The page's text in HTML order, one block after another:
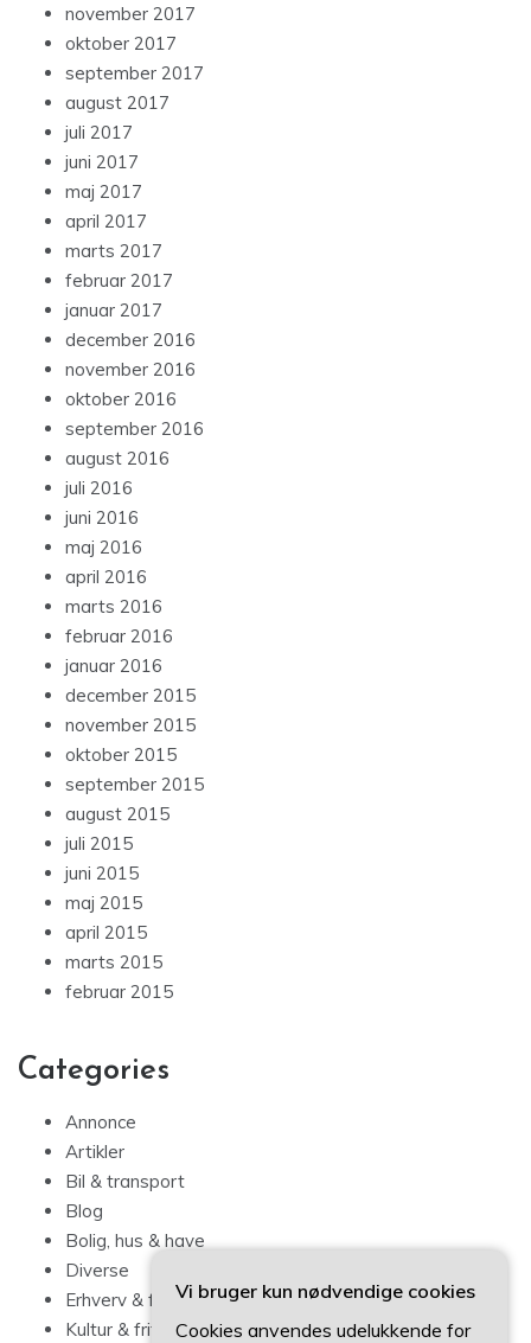
november 2017
oktober 2017
september 2017
august 2017
juli 2017
juni 2017
maj 2017
april 2017
marts 2017
februar 2017
januar 2017
december 2016
november 2016
oktober 2016
september 2016
august 2016
juli 2016
juni 2016
maj 2016
april 2016
marts 2016
februar 2016
januar 2016
december 2015
november 2015
oktober 2015
september 2015
august 2015
juli 2015
juni 2015
maj 2015
april 2015
marts 2015
februar 2015
Categories
Annonce
Artikler
Bil & transport
Blog
Bolig, hus & have
Diverse
Erhverv & forbrug
Kultur & fritid
Vi bruger kun nødvendige cookies
Cookies anvendes udelukkende for